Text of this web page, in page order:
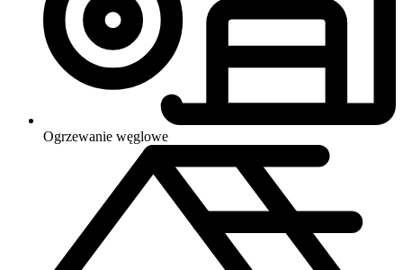
Ogrzewanie węglowe